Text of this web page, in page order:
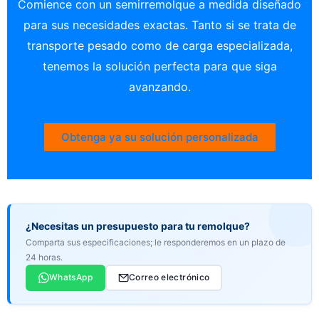
Comience con un semirremolque a medida diseñado
para sus necesidades exactas. Tanto si se trata de
transporte pesado como de carga especializada,
tenemos la solución perfecta para que siga
avanzando.
Obtenga ya su solución personalizada
¿Necesitas un presupuesto para tu remolque?
Comparta sus especificaciones; le responderemos en un plazo de
24 horas.
WhatsApp
Correo electrónico